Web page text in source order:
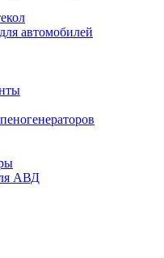
автомобилей
АВД